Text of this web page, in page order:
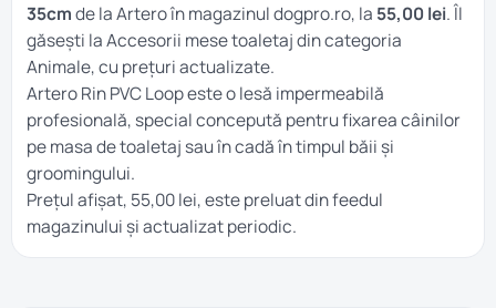
35cmde la Artero în magazinul dogpro.ro, la 55,00 lei. Îl
găsești laAccesorii mese toaletajdin categoria
Animale, cu prețuri actualizate.
Artero Rin PVC Loop este o lesă impermeabilă
profesională, special concepută pentru fixarea câinilor
pe masa de toaletaj sau în cadă în timpul băii și
groomingului.
Prețul afișat, 55,00 lei, este preluat din feedul
magazinului și actualizat periodic.